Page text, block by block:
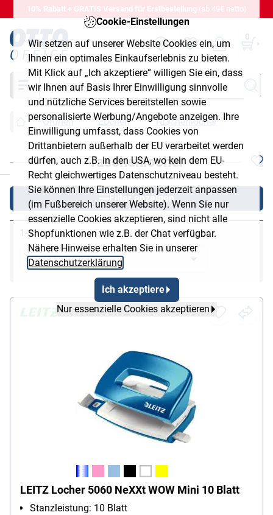
Cookie-Einstellungen
Wir setzen auf unserer Website Cookies ein, um
Ihnen ein optimales Einkaufserlebnis zu bieten.
Mit Klick auf „Ich akzeptiere“ willigen Sie ein, dass
wir Ihnen auf Basis Ihrer Einwilligung sinnvolle
und nützliche Services bereitstellen sowie
personalisierte Werbung/Angebote anzeigen. Ihre
Einwilligung umfasst, dass Cookies von
Drittanbietern außerhalb der EU verarbeitet werden
dürfen, auch z.B. in den USA, wo kein dem EU-
Recht gleichwertiges Datenschutzniveau besteht.
Sie können Ihre Einstellungen jederzeit anpassen
(im Fußbereich unserer Website). Wenn Sie nur
essenzielle Cookies akzeptieren, sind nicht alle
Shopfunktionen wie z.B. der Chat verfügbar.
Nähere Hinweise erhalten Sie in unserer
Datenschutzerklärung
Ich akzeptiere
Nur essenzielle Cookies akzeptieren
10% Rabatt + GRATIS Versand für Erstbestellung (ab 49€ netto)
0
Suche
Ordnen Lochen Taschenlocher
Taschenlocher
Filter anzeigen
1-1 von 1
LEITZ Locher 5060 NeXXt WOW Mini 10 Blatt
Stanzleistung: 10 Blatt